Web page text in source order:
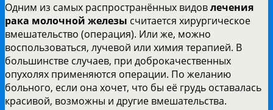
Одним из самых распространённых видовлечения
рака молочной железы считается хирургическое
вмешательство (операция). Или же, можно
воспользоваться, лучевой или химия терапией. В
большинстве случаев, при доброкачественных
опухолях применяются операции. По желанию
больного, если она хочет, что бы её грудь оставалась
красивой, возможны и другие вмешательства.